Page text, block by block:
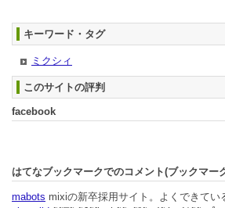
キーワード・タグ
ミクシィ
このサイトの評判
facebook
はてなブックマークでのコメント(ブックマー
mabots mixiの新卒採用サイト。よくできてい